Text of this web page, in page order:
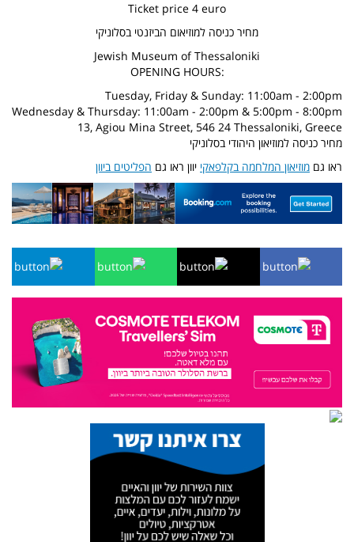
Ticket price 4 euro
מחיר כניסה למוזיאום הביזנטי בסלוניקי
Jewish Museum of Thessaloniki
OPENING HOURS:
Tuesday, Friday & Sunday: 11:00am - 2:00pm
Wednesday & Thursday: 11:00am - 2:00pm & 5:00pm - 8:00pm
13, Agiou Mina Street, 546 24 Thessaloniki, Greece
מחיר כניסה למוזיאון היהודי בסלוניקי
ראו גם מוזיאון המלחמה בקלפאקי יוון ראו גם הפליטים ביוון